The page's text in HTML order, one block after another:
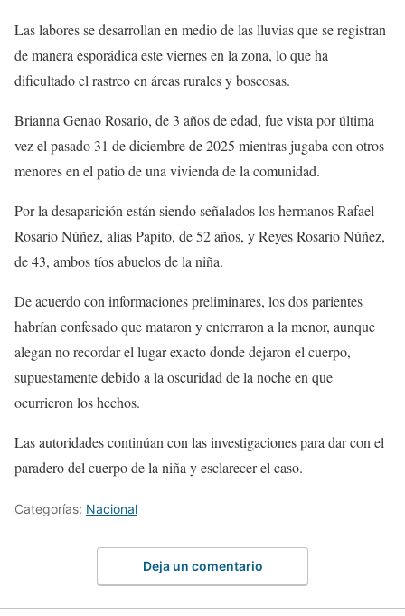
Las labores se desarrollan en medio de las lluvias que se registran
de manera esporádica este viernes en la zona, lo que ha
dificultado el rastreo en áreas rurales y boscosas.
Brianna Genao Rosario, de 3 años de edad, fue vista por última
vez el pasado 31 de diciembre de 2025 mientras jugaba con otros
menores en el patio de una vivienda de la comunidad.
Por la desaparición están siendo señalados los hermanos Rafael
Rosario Núñez, alias Papito, de 52 años, y Reyes Rosario Núñez,
de 43, ambos tíos abuelos de la niña.
De acuerdo con informaciones preliminares, los dos parientes
habrían confesado que mataron y enterraron a la menor, aunque
alegan no recordar el lugar exacto donde dejaron el cuerpo,
supuestamente debido a la oscuridad de la noche en que
ocurrieron los hechos.
Las autoridades continúan con las investigaciones para dar con el
paradero del cuerpo de la niña y esclarecer el caso.
Categorías: Nacional
Deja un comentario